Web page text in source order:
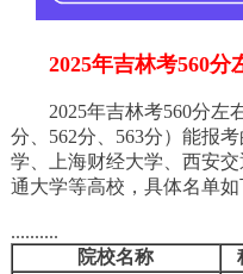
2025年吉林考560
2025年吉林考560分左右
分、562分、563分）能报
学、上海财经大学、西安
通大学等高校，具体名单如
..........
院校名称